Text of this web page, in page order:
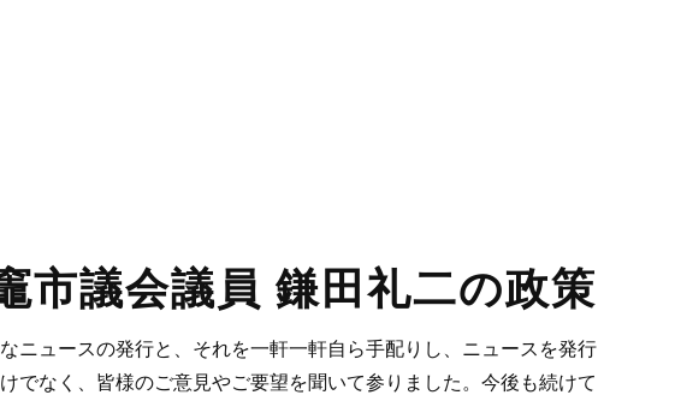
市議会議員 鎌田礼二の政策
ニュースの発行と、それを一軒一軒自ら手配りし、ニュースを発行
でなく、皆様のご意見やご要望を聞いて参りました。今後も続けて